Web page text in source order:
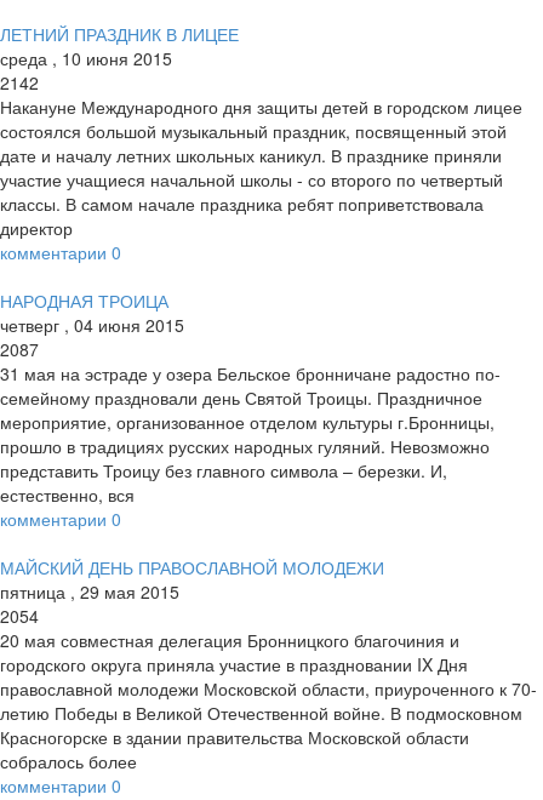
ЛЕТНИЙ ПРАЗДНИК В ЛИЦЕЕ
среда , 10 июня 2015
2142
Накануне Международного дня защиты детей в городском лицее
состоялся большой музыкальный праздник, посвященный этой
дате и началу летних школьных каникул. В празднике приняли
участие учащиеся начальной школы - со второго по четвертый
классы. В самом начале праздника ребят поприветствовала
директор
комментарии 0
НАРОДНАЯ ТРОИЦА
четверг , 04 июня 2015
2087
31 мая на эстраде у озера Бельское бронничане радостно по-
семейному праздновали день Святой Троицы. Праздничное
мероприятие, организованное отделом культуры г.Бронницы,
прошло в традициях русских народных гуляний. Невозможно
представить Троицу без главного символа – березки. И,
естественно, вся
комментарии 0
МАЙСКИЙ ДЕНЬ ПРАВОСЛАВНОЙ МОЛОДЕЖИ
пятница , 29 мая 2015
2054
20 мая совместная делегация Бронницкого благочиния и
городского округа приняла участие в праздновании IX Дня
православной молодежи Московской области, приуроченного к 70-
летию Победы в Великой Отечественной войне. В подмосковном
Красногорске в здании правительства Московской области
собралось более
комментарии 0